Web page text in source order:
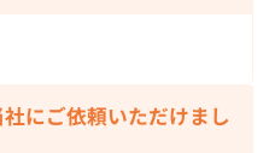
にご依頼いただけまし